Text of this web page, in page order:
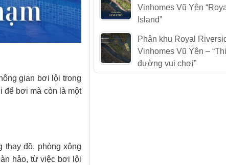
gian bơi lội trong
để bơi mà còn là một
thay đồ, phòng xông
hảo, từ việc bơi lội
Vinhomes Vũ Yên
Island”
Phân khu Royal
Vinhomes Vũ Yên –
đường vui chơi”